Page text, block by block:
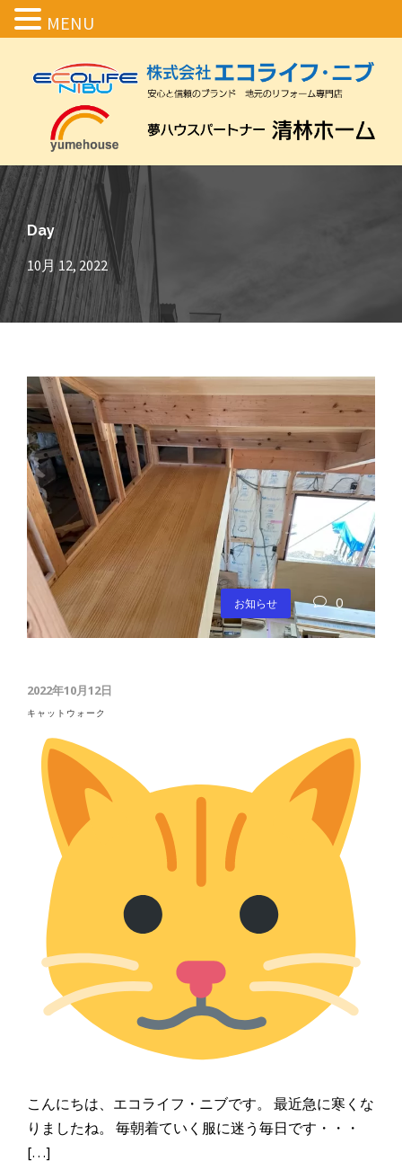
Day
10月 12, 2022
お知らせ 0
2022年10月12日
キャットウォーク
こんにちは、エコライフ・ニブです。 最近急に寒くな
りましたね。 毎朝着ていく服に迷う毎日です・・・
[…]
MENU